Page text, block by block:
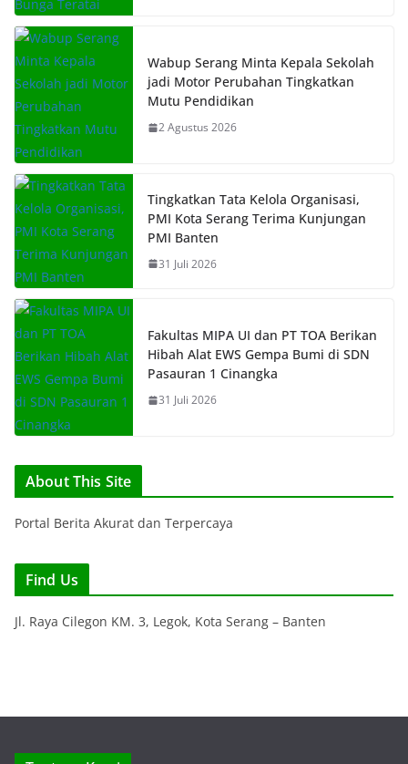
Wabup Serang Minta Kepala Sekolah
jadi Motor Perubahan Tingkatkan
Mutu Pendidikan
2 Agustus 2026
Tingkatkan Tata Kelola Organisasi,
PMI Kota Serang Terima Kunjungan
PMI Banten
31 Juli 2026
Fakultas MIPA UI dan PT TOA Berikan
Hibah Alat EWS Gempa Bumi di SDN
Pasauran 1 Cinangka
31 Juli 2026
About This Site
Portal Berita Akurat dan Terpercaya
Find Us
Jl. Raya Cilegon KM. 3, Legok, Kota Serang – Banten